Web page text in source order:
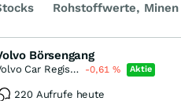
Rohstoffwerte,
Börsengang
Volvo Car Registered (B) -0,61% Aktie
220 Aufrufe heute